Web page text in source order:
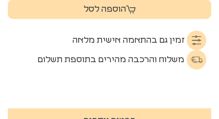
הוספה לסל
זמין גם בהתאמה אישית מלאה
משלוח והרכבה מהירים בתוספת תשלום